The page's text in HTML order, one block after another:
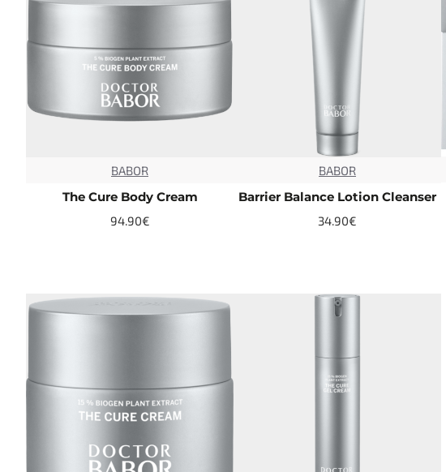
BABOR
The Cure Body Cream
94.90€
BABOR
Barrier Balance Lotion Cleanser
34.90€